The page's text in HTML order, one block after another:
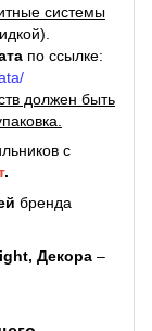
системы
по ссылке:
должен быть
с
.
бренда
Декора –